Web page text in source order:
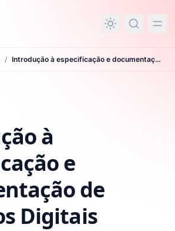
/ Introdução à especificação e documentação de Produtos Digitais
e documentação de
à
e
de
Digitais